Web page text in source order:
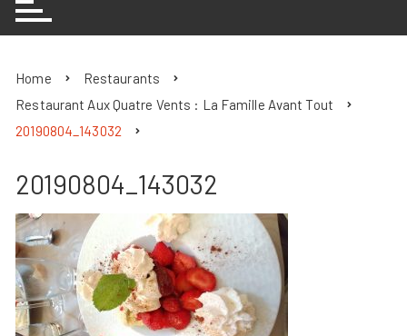
Home
Restaurants
Restaurant Aux Quatre Vents : La Famille Avant Tout
20190804_143032
20190804_143032